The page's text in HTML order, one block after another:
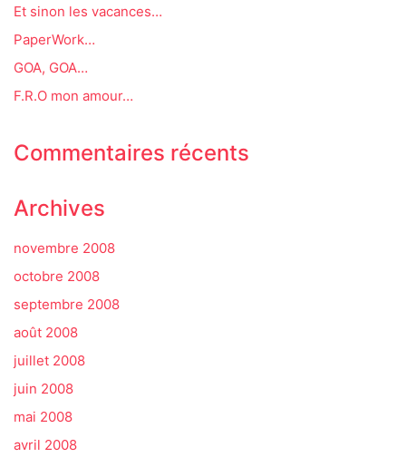
Et sinon les vacances…
PaperWork…
GOA, GOA…
F.R.O mon amour…
Commentaires récents
Archives
novembre 2008
octobre 2008
septembre 2008
août 2008
juillet 2008
juin 2008
mai 2008
avril 2008